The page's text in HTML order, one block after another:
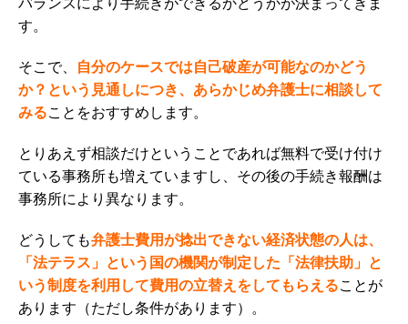
バランスにより手続きができるかどうかが決まってきま
す。
そこで、
自分のケースでは自己破産が可能なのかどう
か？という見通しにつき、あらかじめ弁護士に相談して
みることをおすすめします。
とりあえず相談だけということであれば無料で受け付け
ている事務所も増えていますし、その後の手続き報酬は
事務所により異なります。
どうしても弁護士費用が捻出できない経済状態の人は、
「法テラス」という国の機関が制定した「法律扶助」と
いう制度を利用して費用の立替えをしてもらえることが
あります （ただし条件があります）。